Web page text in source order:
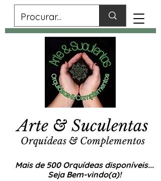
Mais de 500 Orquídeas disponíveis...
Seja Bem-vindo(a)!
Arte & Suculentas
Orquídeas & Complementos